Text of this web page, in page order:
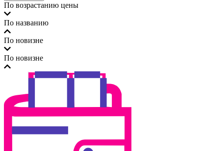
По возрастанию цены
По названию
По новизне
По новизне